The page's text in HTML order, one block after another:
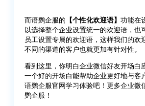
而语鹦企服的 【个性化欢迎语】 功能在
以选择整个企业设置统一的欢迎语，也
员工设置专属的欢迎语，这样我们的欢
不同的渠道的客户也就更加有针对性。
看到这里，你明白企业微信好友开场白
一个好的开场白能帮助企业更好地与客
语鹦企服官网学习体验吧！更多企业微
鹦企服！